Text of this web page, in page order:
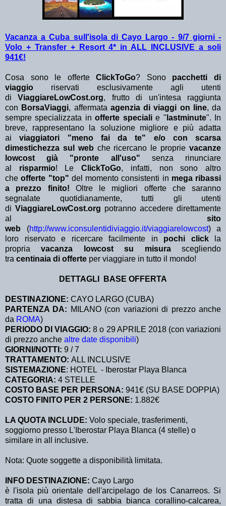
Vacanza a Cuba sull'isola di Cayo Largo - 9/7 giorni -
Volo + Transfer + Resort 4* in ALL INCLUSIVE a soli
941€!
Cosa sono le offerteClickToGo? Sono pacchetti di
viaggio riservati esclusivamente agli utenti
diViaggiareLowCost.org, frutto di un'intesa raggiunta
con BorsaViaggi, affermata agenzia di viaggi on line, da
sempre specializzata in offerte specialie " lastminute". In
breve, rappresentano la soluzione migliore e più adatta
aiviaggiatori "meno fai da te" e/o con scarsa
dimestichezza sul web che ricercano le proprievacanze
lowcost già "pronte all'uso" senza rinunciare
al risparmio! LeClickToGo, infatti, non sono altro
cheofferte "top" del momento consistenti in mega ribassi
a prezzo finito! Oltre le migliori offerte che saranno
segnalate quotidianamente, tutti gli utenti
di ViaggiareLowCost.org potranno accedere direttamente
al sito
web (http://www.iconsulentidiviaggio.it/viaggiarelowcost) a
loro riservato e ricercare facilmente in pochi clickla
propriavacanza lowcost su misurascegliendo
tra centinaia di offerte per viaggiare in tutto il mondo!
DETTAGLI BASE OFFERTA
DESTINAZIONE: CAYO LARGO (CUBA)
PARTENZA DA: MILANO (con variazioni di prezzo anche
da ROMA)
PERIODO DI VIAGGIO:8 o 29 APRILE 2018 (con variazioni
di prezzo anche altre date disponibili)
GIORNI/NOTTI: 9 / 7
TRATTAMENTO: ALL INCLUSIVE
SISTEMAZIONE: HOTEL - Iberostar Playa Blanca
CATEGORIA: 4 STELLE
COSTO BASE PER PERSONA: 941€ (SU BASE DOPPIA)
COSTO FINITO PER 2 PERSONE: 1.882€
LA QUOTA INCLUDE: Volo speciale, trasferimenti,
soggiorno presso L'Iberostar Playa Blanca (4 stelle) o
similare in all inclusive.
Nota: Quote soggette a disponibilità limitata.
INFO DESTINAZIONE: Cayo Largo
è l'isola più orientale dell'arcipelago de los Canarreos. Si
tratta di una distesa di sabbia bianca corallino-calcarea,